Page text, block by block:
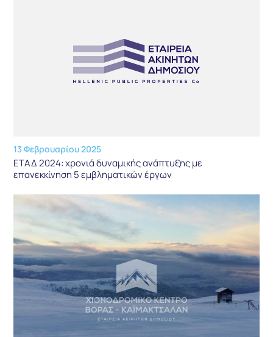
13 Φεβρουαρίου 2025
ΕΤΑΔ 2024: χρονιά δυναμικής ανάπτυξης με
επανεκκίνηση 5 εμβληματικών έργων